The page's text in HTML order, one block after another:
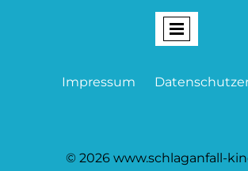
Impressum
© 2026 www.schlaganfall-